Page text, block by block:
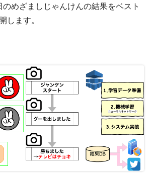
めざましじゃんけんの結果をベスト
します。